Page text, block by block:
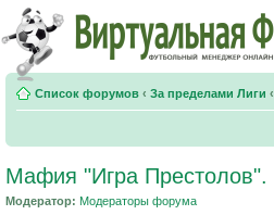
Список форумов ‹ За пределами Лиги ‹
Мафия "Игра Престолов".
Модератор: Модераторы форума